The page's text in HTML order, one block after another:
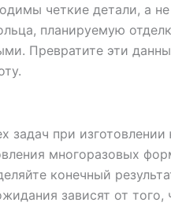
четкие детали, а
планируемую
Превратите эти
задач при
многоразовых
конечный
зависят от того,